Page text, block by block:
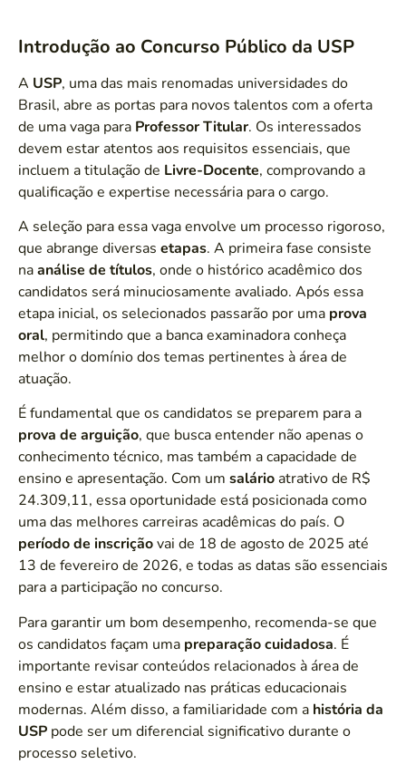
Introdução ao Concurso Público da USP
A USP, uma das mais renomadas universidades do
Brasil, abre as portas para novos talentos com a oferta
de uma vaga para Professor Titular. Os interessados
devem estar atentos aos requisitos essenciais, que
incluem a titulação de Livre-Docente, comprovando a
qualificação e expertise necessária para o cargo.
A seleção para essa vaga envolve um processo rigoroso,
que abrange diversas etapas. A primeira fase consiste
naanálise de títulos, onde o histórico acadêmico dos
candidatos será minuciosamente avaliado. Após essa
etapa inicial, os selecionados passarão por uma prova
oral, permitindo que a banca examinadora conheça
melhor o domínio dos temas pertinentes à área de
atuação.
É fundamental que os candidatos se preparem para a
prova de arguição, que busca entender não apenas o
conhecimento técnico, mas também a capacidade de
ensino e apresentação. Com um salário atrativo de R$
24.309,11, essa oportunidade está posicionada como
uma das melhores carreiras acadêmicas do país. O
período de inscriçãovai de 18 de agosto de 2025 até
13 de fevereiro de 2026, e todas as datas são essenciais
para a participação no concurso.
Para garantir um bom desempenho, recomenda-se que
os candidatos façam uma preparação cuidadosa. É
importante revisar conteúdos relacionados à área de
ensino e estar atualizado nas práticas educacionais
modernas. Além disso, a familiaridade com a história da
USP pode ser um diferencial significativo durante o
processo seletivo.